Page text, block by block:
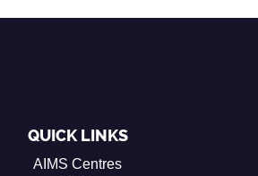
QUICK LINKS
AIMS Centres